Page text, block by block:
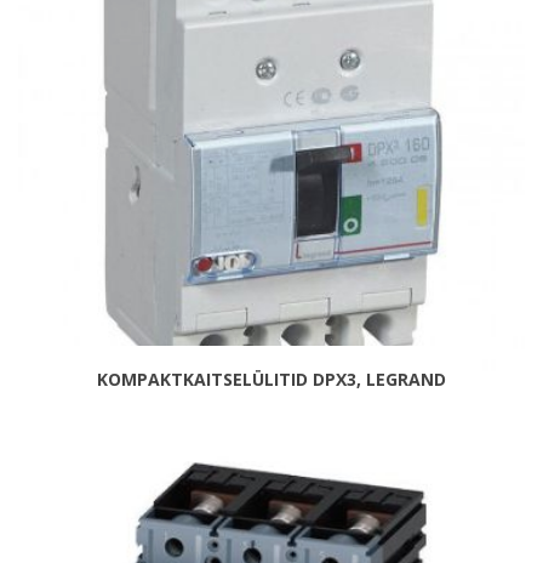
KOMPAKTKAITSELÜLITID DPX3, LEGRAND